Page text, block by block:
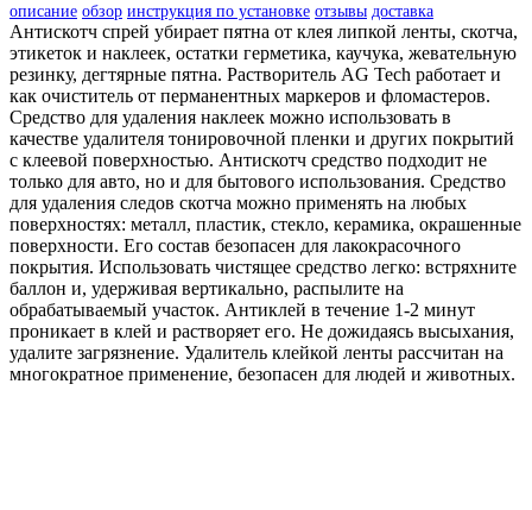
описание обзор инструкция по установке отзывы доставка
Антискотч спрей убирает пятна от клея липкой ленты, скотча,
этикеток и наклеек, остатки герметика, каучука, жевательную
резинку, дегтярные пятна. Растворитель AG Tech работает и
как очиститель от перманентных маркеров и фломастеров.
Средство для удаления наклеек можно использовать в
качестве удалителя тонировочной пленки и других покрытий
с клеевой поверхностью. Антискотч средство подходит не
только для авто, но и для бытового использования. Средство
для удаления следов скотча можно применять на любых
поверхностях: металл, пластик, стекло, керамика, окрашенные
поверхности. Его состав безопасен для лакокрасочного
покрытия. Использовать чистящее средство легко: встряхните
баллон и, удерживая вертикально, распылите на
обрабатываемый участок. Антиклей в течение 1-2 минут
проникает в клей и растворяет его. Не дожидаясь высыхания,
удалите загрязнение. Удалитель клейкой ленты рассчитан на
многократное применение, безопасен для людей и животных.